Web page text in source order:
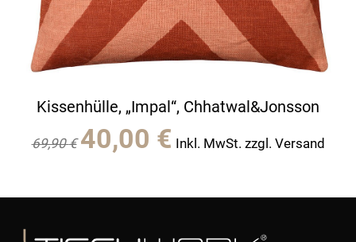
Kissenhülle, „Impal“, Chhatwal&Jonsson
69,90€
Ursprünglicher
Preis
40,00 € Preis
Inkl. MwSt. zzgl. Versand